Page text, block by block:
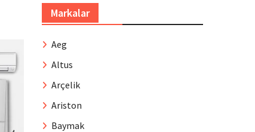
Markalar
Aeg
Altus
Arçelik
Ariston
Baymak